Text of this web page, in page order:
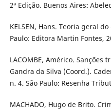
2ª Edição. Buenos Aires:
KELSEN, Hans. Teoria geral
Paulo: Editora Martin Fontes,
LACOMBE, Américo. Sanções
Gandra da Silva (Coord.).
n. 4. São Paulo: Resenha
MACHADO, Hugo de Brito.